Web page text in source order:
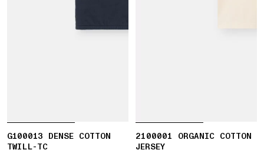
G100013 DENSE COTTON
TWILL-TC
2100001 ORGANIC COTTON
JERSEY